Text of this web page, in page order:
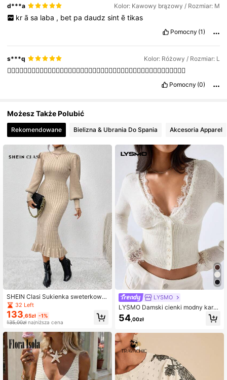
d***a Kolor: Kawowy brązowy / Rozmiar: M
kr ā sa laba , bet pa daudz sint ē tikas
Pomocny (1)
s***q Kolor: Różowy / Rozmiar: L
👍🏻👍🏻👍🏻👍🏻👍🏻👍🏻👍🏻👍🏻👍🏻👍🏻👍🏻👍🏻👍🏻👍🏻👍🏻👍🏻👍🏻👍🏻👍🏻👍🏻👍🏻👍🏻
Pomocny (0)
Możesz Także Polubić
Rekomendowane Bielizna & Ubrania Do Spania Akcesoria Apparel
SHEIN Clasi Sukienka sweterkowa
z golfem i rękawami typu latarnia
32 Left
133,65zł -1%
135,00złnajniższa cena
LYSMO
LYSMO Damski cienki modny kardi
gan z kontrastową koronką, długim
rękawem i pojedynczym rzędem gu
54 ,00zł